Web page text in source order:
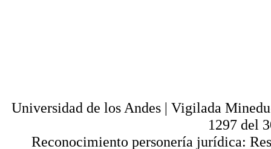
Universidad de los Andes | Vigilada
1297 del
Reconocimiento personería jurídica: